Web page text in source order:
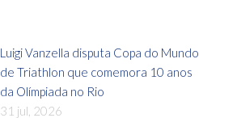
Luigi Vanzella disputa Copa do Mundo
de Triathlon que comemora 10 anos
da Olímpiada no Rio
31 jul, 2026